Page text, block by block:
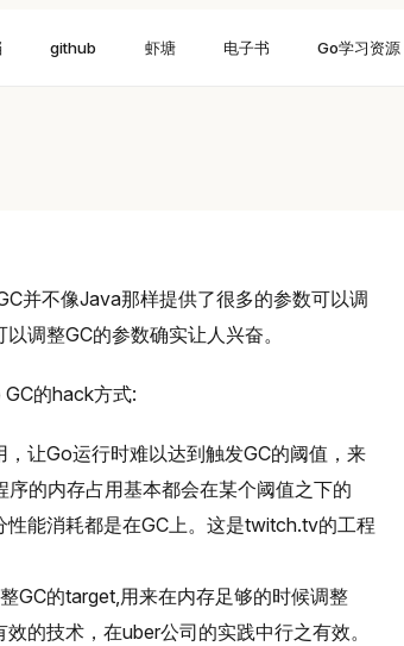
github 虾塘 电子书 Go学习资源
并不像Java那样提供了很多的参数可以调
调整GC的参数确实让人兴奋。
的hack方式:
让Go运行时难以达到触发GC的阈值，来
的内存占用基本都会在某个阈值之下的
能消耗都是在GC上。这是twitch.tv的工程
GC的target,用来在内存足够的时候调整
的技术，在uber公司的实践中行之有效。